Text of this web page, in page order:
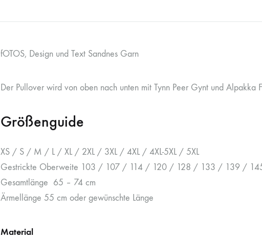
fOTOS, Design und Text Sandnes Garn
Der Pullover wird von oben nach unten mit Tynn Peer Gynt und
Größenguide
XS / S / M / L / XL / 2XL / 3XL / 4XL / 4XL-5XL / 5XL
Gestrickte Oberweite 103 / 107 / 114 / 120 / 128 / 133 / 139 /
Gesamtlänge 65 – 74 cm
Ärmellänge 55 cm oder gewünschte Länge
Material